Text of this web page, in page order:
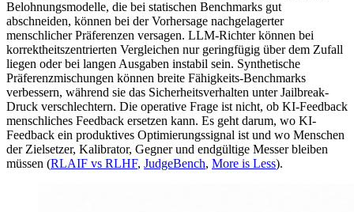
Belohnungsmodelle, die bei statischen Benchmarks gut
abschneiden, können bei der Vorhersage nachgelagerter
menschlicher Präferenzen versagen. LLM-Richter können bei
korrektheitszentrierten Vergleichen nur geringfügig über dem Zufall
liegen oder bei langen Ausgaben instabil sein. Synthetische
Präferenzmischungen können breite Fähigkeits-Benchmarks
verbessern, während sie das Sicherheitsverhalten unter Jailbreak-
Druck verschlechtern. Die operative Frage ist nicht, ob KI-Feedback
menschliches Feedback ersetzen kann. Es geht darum, wo KI-
Feedback ein produktives Optimierungssignal ist und wo Menschen
der Zielsetzer, Kalibrator, Gegner und endgültige Messer bleiben
müssen (RLAIF vs RLHF, JudgeBench, More is Less).